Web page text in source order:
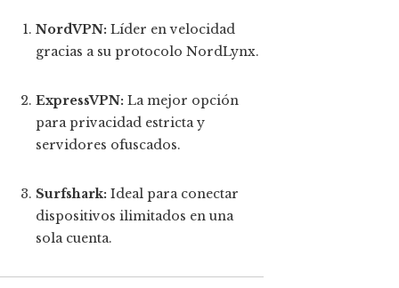
NordVPN: Líder en velocidad
gracias a su protocolo NordLynx.
ExpressVPN: La mejor opción
para privacidad estricta y
servidores ofuscados.
Surfshark: Ideal para conectar
dispositivos ilimitados en una
sola cuenta.